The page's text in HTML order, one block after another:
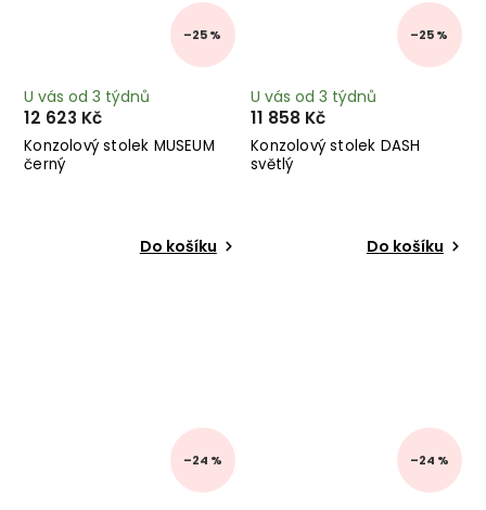
–25 %
Konzolový stolek MUSEUM
černý
U vás od 3 týdnů
12 623 Kč
Do košíku
–25 %
Konzolový stolek DASH
světlý
U vás od 3 týdnů
11 858 Kč
Do košíku
–24 % –24 %